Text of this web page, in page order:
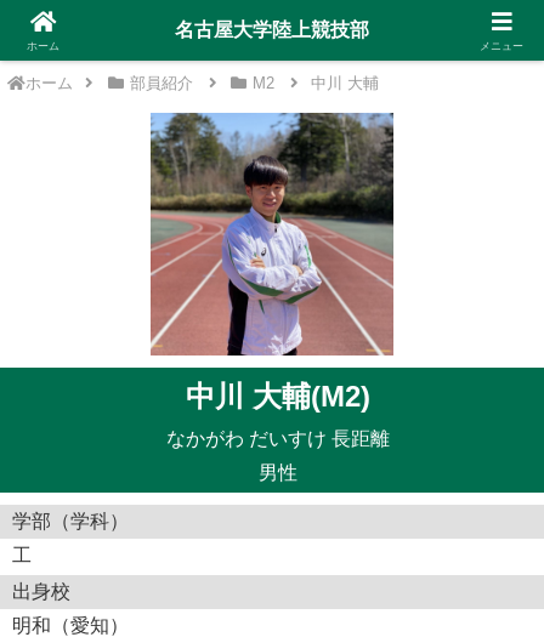
ホーム 部員紹介 M2 中川 大輔
中川 大輔(M2)
なかがわ だいすけ 長距離
男性
学部（学科）
工
出身校
明和（愛知）
ホーム
名古屋大学陸上競技部
メニュー